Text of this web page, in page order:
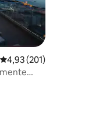
4,93 de uma avaliação
4,93 (201)